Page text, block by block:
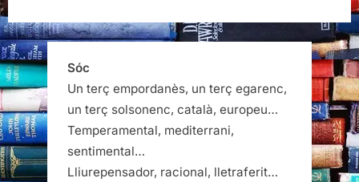
Sóc
Un terç empordanès, un terç egarenc,
un terç solsonenc, català, europeu…
Temperamental, mediterrani,
sentimental…
Lliurepensador, racional, lletraferit…